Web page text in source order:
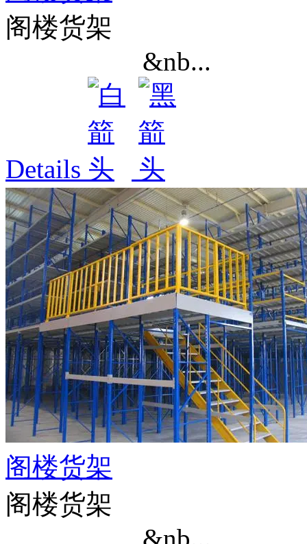
阁楼货架
&nb...
Details
阁楼货架
阁楼货架
&nb...